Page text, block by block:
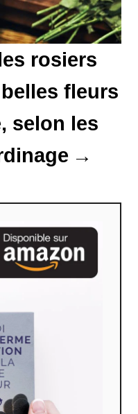
rosiers
fleurs
selon les